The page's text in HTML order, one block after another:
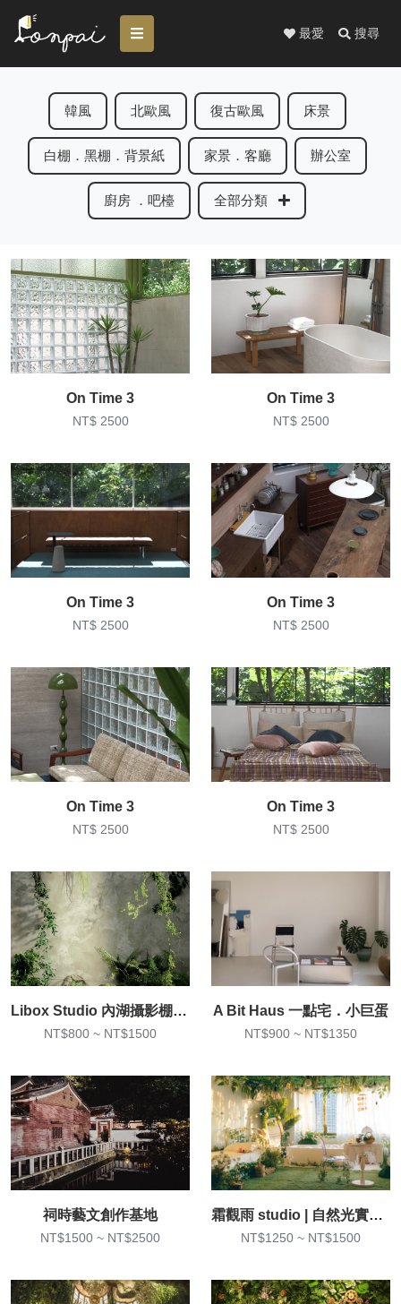
最愛 搜尋
韓風 北歐風 復古歐風 床景
白棚．黑棚．背景紙 家景．客廳 辦公室
廚房 ．吧檯 全部分類
On Time 3
NT$ 2500
On Time 3
NT$ 2500
On Time 3
NT$ 2500
On Time 3
NT$ 2500
On Time 3
NT$ 2500
On Time 3
NT$ 2500
Libox Studio 內湖攝影棚 寫真棚
NT$800 ~ NT$1500
A Bit Haus 一點宅．小巨蛋
NT$900 ~ NT$1350
祠時藝文創作基地
NT$1500 ~ NT$2500
霜觀雨 studio | 自然光實景攝影棚
NT$1250 ~ NT$1500